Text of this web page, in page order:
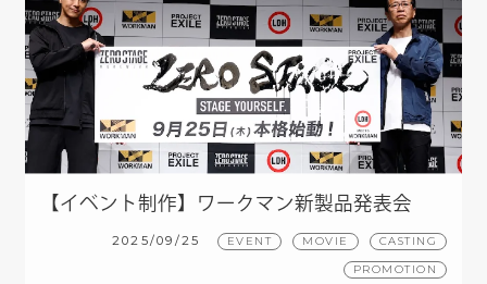
【イベント制作】ワークマン新製品発表会
「25AW WORK WEAR WORKMAN ON
2025/09/25 EVENT MOVIE
CASTING
PROMOTION